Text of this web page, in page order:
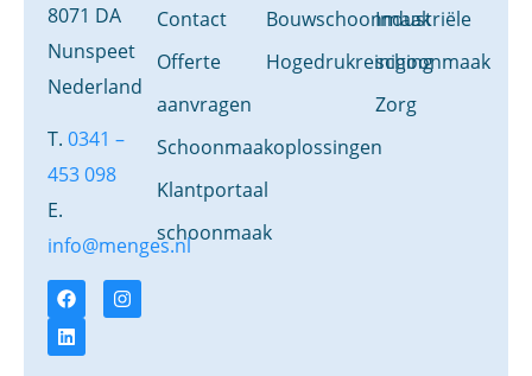
8071 DA
Nunspeet
Nederland
T. 0341 –
453 098
E.
info@menges.nl
Contact
Offerte
aanvragen
Schoonmaakoplossingen
Klantportaal
schoonmaak
Bouwschoonmaak
Hogedrukreiniging
Industriële
schoonmaak
Zorg